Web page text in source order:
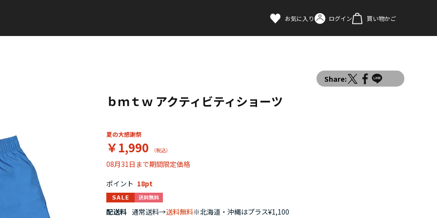
お気に入り ログイン 買い物かご
Share:
ｂｍｔｗ アクティビティショーツ
夏の大感謝祭
￥1,990
08月31日まで期間限定価格
ポイント 18
配送料 通常送料→送料無料※北海道・沖縄はプラス¥1,100